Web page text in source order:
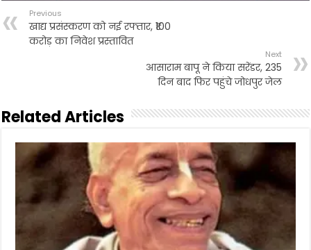
Previous
खाद्य प्रसंस्करण को नई रफ्तार, ₹100
करोड़ का निवेश प्रस्तावित
Next
आसाराम बापू ने किया सरेंडर, 235
दिन बाद फिर पहुंचे जोधपुर जेल
Related Articles